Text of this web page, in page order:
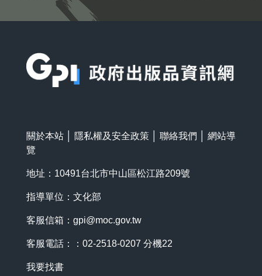
關於本站 隱私權及安全政策 聯絡我們
網站導
覽
地址：10491台北市中山區松江路209號
指導單位：文化部
客服信箱： gpi@moc.gov.tw
客服電話：：02-2518-0207 分機22
我要找書